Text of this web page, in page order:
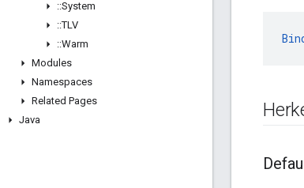
::System
::TLV
::Warm
Modules
Namespaces
Related Pages
Java